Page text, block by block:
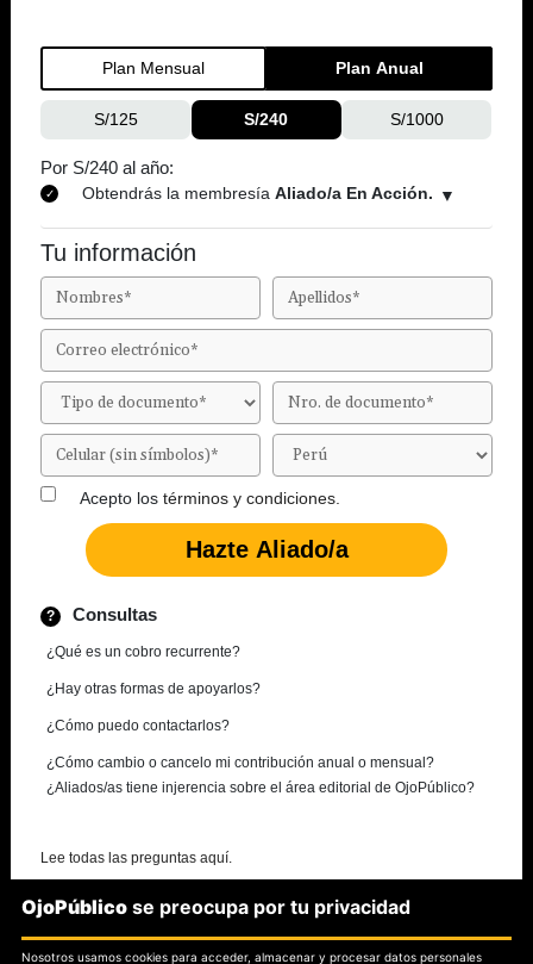
Plan Mensual Plan Anual
S/125 S/240 S/1000
Por S/240 al año:
Obtendrás la membresía Aliado/a En Acción.
Tu información
Acepto los términos y condiciones.
Consultas
¿Qué es un cobro recurrente?
¿Hay otras formas de apoyarlos?
¿Cómo puedo contactarlos?
¿Cómo cambio o cancelo mi contribución anual o mensual?
¿Aliados/as tiene injerencia sobre el área editorial de OjoPúblico?
Lee todas las preguntas aquí.
¿Necesitas más información?
OjoPúblico se preocupa por tu privacidad
Nosotros usamos cookies para acceder, almacenar y procesar datos personales